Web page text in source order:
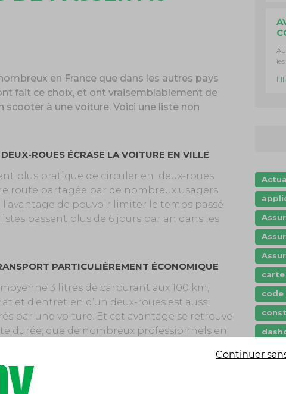
en France que dans les autres pays
fait ce choix, et ont vraisemblablement de
à une voiture. Voici une liste non
ROUES ÉCRASE LA VOITURE EN VILLE
plus pratique de circuler en deux-roues
route partagée par de nombreux usagers
de pouvoir limiter le temps passé
passent plus de 6 jours par an dans les
PARTICULIÈREMENT ÉCONOMIQUE
3 litres de carburant aux 100 km,
et d’entretien d’un deux-roues est aussi
par une voiture. Et cet avantage se retrouve
durée, que de nombreux professionnels en
pour deux-roues (comptant pas
tandis que les tarifs de stationnement
l’assurance est généralement moins
les
code
Continuer